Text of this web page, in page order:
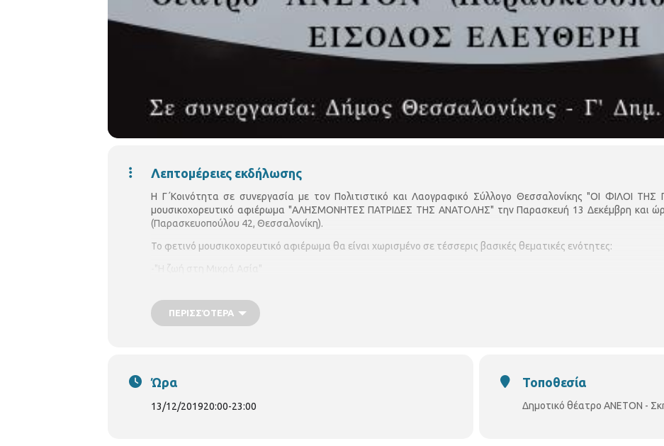
Λεπτομέρειες εκδήλωσης
Η Γ΄Κοινότητα σε συνεργασία με τον Πολιτιστικό και Λαογραφικό Σύλλογο Θεσσαλονίκης "ΟΙ ΦΙΛΟΙ
μουσικοχορευτικό αφιέρωμα "ΑΛΗΣΜΟΝΗΤΕΣ ΠΑΤΡΙΔΕΣ ΤΗΣ ΑΝΑΤΟΛΗΣ" την Παρασκευή 13 Δεκέμβρη και
(Παρασκευοπούλου 42, Θεσσαλονίκη).
Το φετινό μουσικοχορευτικό αφιέρωμα θα είναι χωρισμένο σε τέσσερις βασικές θεματικές ενότητες:
-"Η ζωή στη Μικρά Ασία"
-"Οι προσφυγικοί συνοικισμοί της Σαλονίκης"
ΠΕΡΙΣΣΌΤΕΡΑ
Ώρα
13/12/201920:00-23:00
Τοποθεσία
Δημοτικό θέατρο ΑΝΕΤΟΝ -